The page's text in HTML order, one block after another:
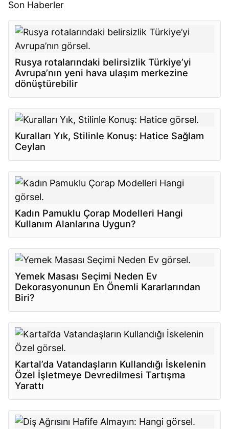
Son Haberler
Rusya rotalarındaki belirsizlik Türkiye’yi
Avrupa’nın yeni hava ulaşım merkezine
dönüştürebilir
Kuralları Yık, Stilinle Konuş: Hatice Sağlam
Ceylan
Kadın Pamuklu Çorap Modelleri Hangi
Kullanım Alanlarına Uygun?
Yemek Masası Seçimi Neden Ev
Dekorasyonunun En Önemli Kararlarından
Biri?
Kartal’da Vatandaşların Kullandığı İskelenin
Özel İşletmeye Devredilmesi Tartışma
Yarattı